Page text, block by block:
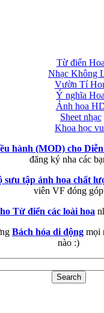
Từ điển Hoa
Nhạc Không
Vườn Tí
Ý nghĩa Hoa
Ảnh hoa
Sheet nhạc
Khoa học
hành (MOD) cho
đăng ký nha các
sưu tập ảnh hoa chất
viên VF đóng góp
Từ điển các loài hoa
Bách hóa di động mọi
nào :)